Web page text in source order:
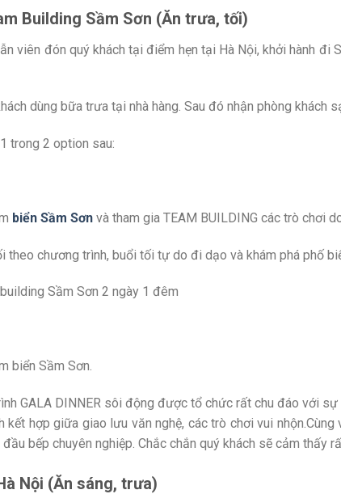
Building Sầm Sơn (Ăn trưa, tối)
viên đón quý khách tại điểm hẹn tại Hà Nội, khởi hành đi
dùng bữa trưa tại nhà hàng. Sau đó nhận phòng khách
trong 2 option sau:
biển Sầm Sơn và tham gia TEAM BUILDING các trò chơi
theo chương trình, buổi tối tự do đi dạo và khám phá phố
biển Sầm Sơn.
GALA DINNER sôi động được tổ chức rất chu đáo với
kết hợp giữa giao lưu văn nghệ, các trò chơi vui
bếp chuyên nghiệp. Chắc chắn quý khách sẽ cảm thấy
Nội (Ăn sáng, trưa)